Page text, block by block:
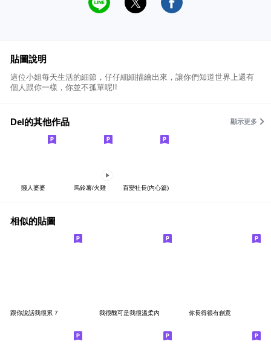
貼圖說明
這位小姐每天生活的細節，仔仔細細描繪出來，讓你們知道世界上還有
個人跟你一樣，你並不孤單呢!!
Del的其他作品 顯示更多
賤人婆婆 馬鈴薯/火雞 百變社長(內心篇)
相似的貼圖
跟你說話我很累 7 我很醜可是我很溫柔內 你長得很有創意